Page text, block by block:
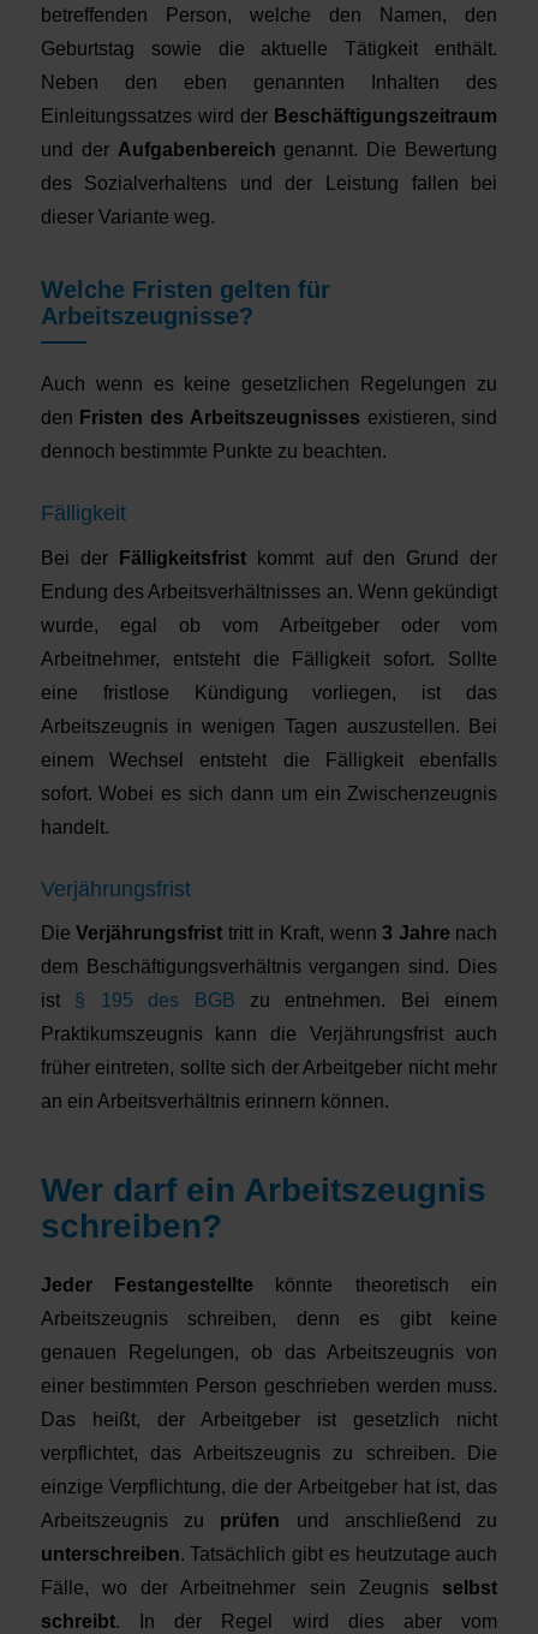
betreffenden Person, welche den Namen, den
Geburtstag sowie die aktuelle Tätigkeit enthält.
Neben den eben genannten Inhalten des
Einleitungssatzes wird der Beschäftigungszeitraum
und der Aufgabenbereich genannt. Die Bewertung
des Sozialverhaltens und der Leistung fallen bei
dieser Variante weg.
Welche Fristen gelten für
Arbeitszeugnisse?
Auch wenn es keine gesetzlichen Regelungen zu
den Fristen des Arbeitszeugnisses existieren, sind
dennoch bestimmte Punkte zu beachten.
Fälligkeit
Bei der Fälligkeitsfrist kommt auf den Grund der
Endung des Arbeitsverhältnisses an. Wenn gekündigt
wurde, egal ob vom Arbeitgeber oder vom
Arbeitnehmer, entsteht die Fälligkeit sofort. Sollte
eine fristlose Kündigung vorliegen, ist das
Arbeitszeugnis in wenigen Tagen auszustellen. Bei
einem Wechsel entsteht die Fälligkeit ebenfalls
sofort. Wobei es sich dann um ein Zwischenzeugnis
handelt.
Verjährungsfrist
DieVerjährungsfrist tritt in Kraft, wenn3 Jahre nach
dem Beschäftigungsverhältnis vergangen sind. Dies
ist § 195 des BGB zu entnehmen. Bei einem
Praktikumszeugnis kann die Verjährungsfrist auch
früher eintreten, sollte sich der Arbeitgeber nicht mehr
an ein Arbeitsverhältnis erinnern können.
Wer darf ein Arbeitszeugnis
schreiben?
Jeder Festangestellte könnte theoretisch ein
Arbeitszeugnis schreiben, denn es gibt keine
genauen Regelungen, ob das Arbeitszeugnis von
einer bestimmten Person geschrieben werden muss.
Das heißt, der Arbeitgeber ist gesetzlich nicht
verpflichtet, das Arbeitszeugnis zu schreiben. Die
einzige Verpflichtung, die der Arbeitgeber hat ist, das
Arbeitszeugnis zu prüfen und anschließend zu
unterschreiben. Tatsächlich gibt es heutzutage auch
Fälle, wo der Arbeitnehmer sein Zeugnis selbst
schreibt. In der Regel wird dies aber vom